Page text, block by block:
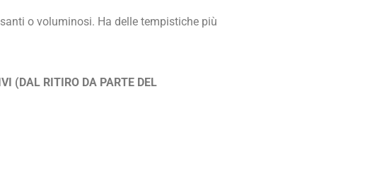
o voluminosi. Ha delle tempistiche più
(DAL RITIRO DA PARTE DEL